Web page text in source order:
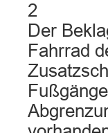
2
Der
Fahrrad